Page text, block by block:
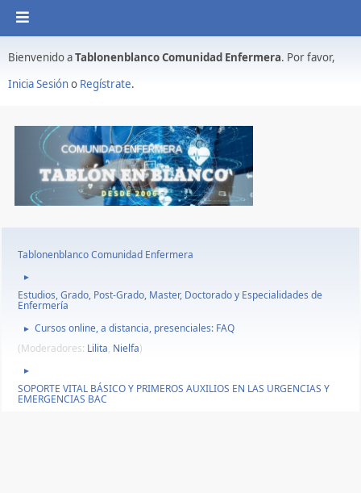
Bienvenido aTablonenblanco Comunidad Enfermera. Por favor,
Inicia Sesióno Regístrate.
Tablonenblanco Comunidad Enfermera
►
Estudios, Grado, Post-Grado, Master, Doctorado y Especialidades de
Enfermería
►
Cursos online, a distancia, presenciales: FAQ
(Moderadores: Lilita, Nielfa)
►
SOPORTE VITAL BÁSICO Y PRIMEROS AUXILIOS EN LAS URGENCIAS Y
EMERGENCIAS BAC